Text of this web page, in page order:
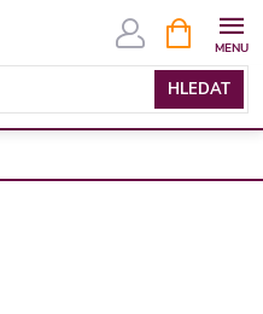
HLEDAT
NÁKUPNÍ
KOŠÍK